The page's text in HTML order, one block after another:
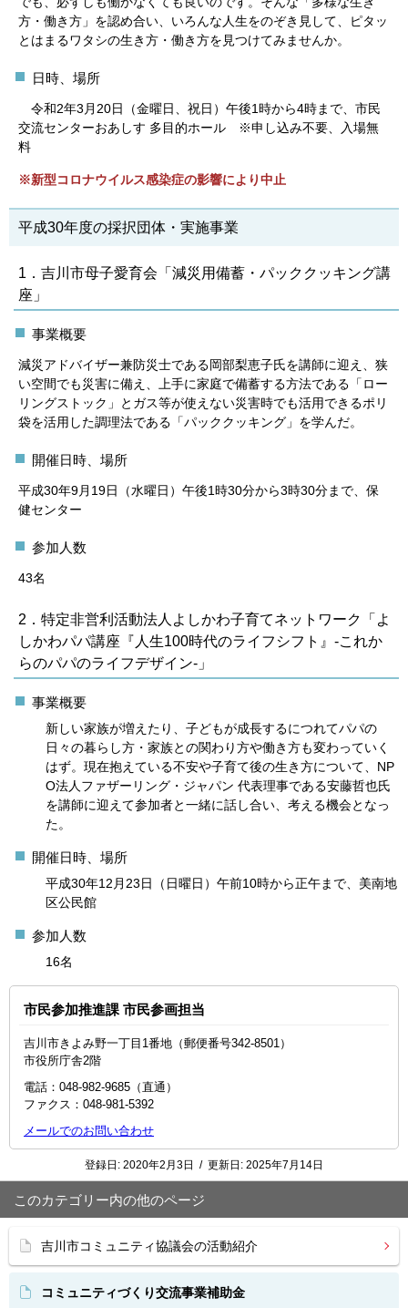
方・働き方」を認め合い、いろんな人生をのぞき見して、ピタッ
とはまるワタシの生き方・働き方を見つけてみませんか。
日時、場所
令和2年3月20日（金曜日、祝日）午後1時から4時まで、市民
交流センターおあしす 多目的ホール ※申し込み不要、入場無
料
※新型コロナウイルス感染症の影響により中止
平成30年度の採択団体・実施事業
1．吉川市母子愛育会「減災用備蓄・パッククッキング講
座」
事業概要
減災アドバイザー兼防災士である岡部梨恵子氏を講師に迎え、狭
い空間でも災害に備え、上手に家庭で備蓄する方法である「ロー
リングストック」とガス等が使えない災害時でも活用できるポリ
袋を活用した調理法である「パッククッキング」を学んだ。
開催日時、場所
平成30年9月19日（水曜日）午後1時30分から3時30分まで、保
健センター
参加人数
43名
2．特定非営利活動法人よしかわ子育てネットワーク「よ
しかわパパ講座『人生100時代のライフシフト』-これか
らのパパのライフデザイン-」
事業概要
新しい家族が増えたり、子どもが成長するにつれてパパの
日々の暮らし方・家族との関わり方や働き方も変わっていく
はず。現在抱えている不安や子育て後の生き方について、NP
O法人ファザーリング・ジャパン 代表理事である安藤哲也氏
を講師に迎えて参加者と一緒に話し合い、考える機会となっ
た。
開催日時、場所
平成30年12月23日（日曜日）午前10時から正午まで、美南地
区公民館
参加人数
16名
市民参加推進課 市民参画担当
吉川市きよみ野一丁目1番地（郵便番号342-8501）
市役所庁舎2階
電話：048-982-9685（直通）
ファクス：048‐981‐5392
メールでのお問い合わせ
登録日: 2020年2月3日 / 更新日: 2025年7月14日
このカテゴリー内の他のページ
吉川市コミュニティ協議会の活動紹介
コミュニティづくり交流事業補助金